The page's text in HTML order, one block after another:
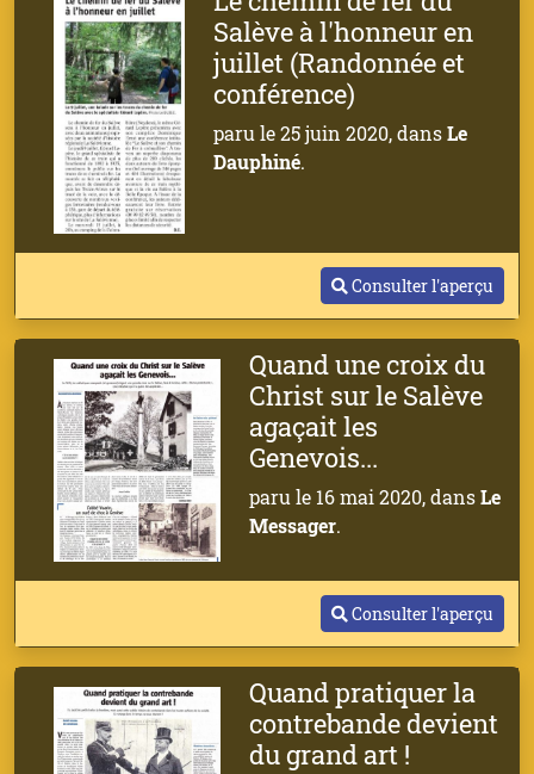
Salève à l'honneur en
juillet (Randonnée et
conférence)
paru le 25 juin 2020, dansLe
Dauphiné.
Consulter l'aperçu
Quand une croix du
Christ sur le Salève
agaçait les
Genevois...
paru le 16 mai 2020, dansLe
Messager.
Consulter l'aperçu
Quand pratiquer la
contrebande devient
du grand art !